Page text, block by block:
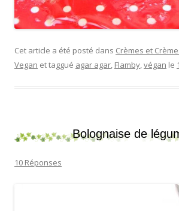
Cet article a été posté dans Crèmes et
Vegan et taggué agar agar, Flamby,végan le
Bolognaise de
10 Réponses